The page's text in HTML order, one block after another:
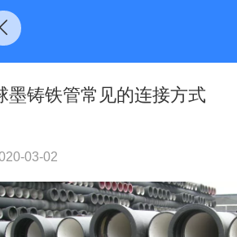
墨铸铁管常见的连接方式
03-02